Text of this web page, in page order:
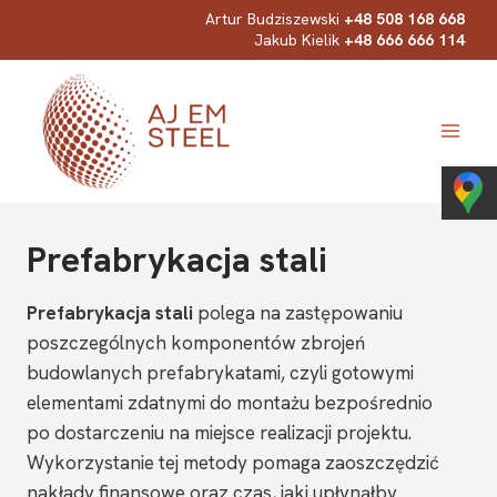
Artur Budziszewski +48 508 168 668
Jakub Kielik +48 666 666 114
Prefabrykacja stali
Prefabrykacja stali polega na zastępowaniu
poszczególnych komponentów zbrojeń
budowlanych prefabrykatami, czyli gotowymi
elementami zdatnymi do montażu bezpośrednio
po dostarczeniu na miejsce realizacji projektu.
Wykorzystanie tej metody pomaga zaoszczędzić